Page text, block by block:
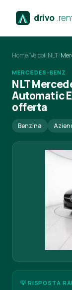
drivo
Home/Veicoli NLT/
MERCEDES-BENZ
NLT
Automatic
offerta
Benzina
💡 RISPOSTA